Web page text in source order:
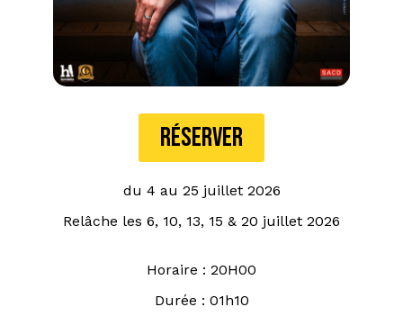
RÉSERVER
du 4 au 25 juillet 2026
Relâche les 6, 10, 13, 15 & 20 juillet 2026
Horaire : 20H00
Durée : 01h10